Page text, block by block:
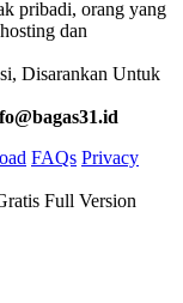
pribadi, orang yang
dan
Disarankan Untuk
FAQs Privacy
Full Version